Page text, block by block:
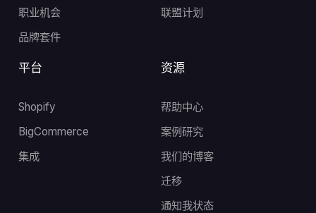
职业机会
品牌套件
资源
帮助中心
案例研究
我们的博客
迁移
通知我状态
联盟计划
平台
Shopify
BigCommerce
集成